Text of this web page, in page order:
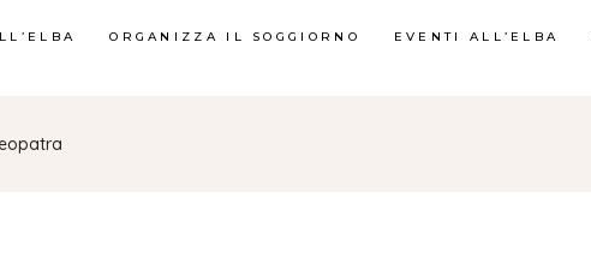
ORGANIZZA IL SOGGIORNO EVENTI ALL’ELBA